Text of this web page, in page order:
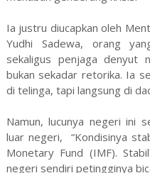
Ia justru diucapkan oleh
Yudhi Sadewa, orang
sekaligus penjaga denyut
bukan sekadar retorika. Ia
di telinga, tapi langsung di
Namun, lucunya negeri ini
luar negeri, “Kondisinya
Monetary Fund (IMF).
negeri sendiri petingginya